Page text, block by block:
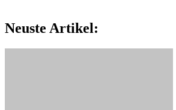
Neuste Artikel: